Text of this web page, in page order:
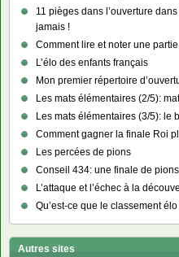
11 pièges dans l’ouverture
jamais !
Comment lire et noter une partie
L’élo des enfants français
Mon premier répertoire
Les mats élémentaires (2/5):
Les mats élémentaires (3/5): le
Comment gagner la finale Roi
Les percées de pions
Conseil 434: une finale de
L’attaque et l’échec à la
Qu’est-ce que le classement
Autres sites